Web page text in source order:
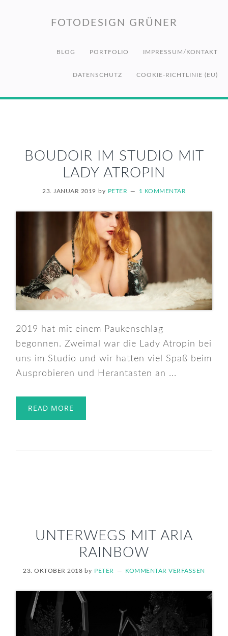
HauptnavigationFOTODESIGN GRÜNER
BLOG PORTFOLIO IMPRESSUM/KONTAKT
DATENSCHUTZ COOKIE-RICHTLINIE (EU)
BOUDOIR IM STUDIO MIT
LADY ATROPIN
23. JANUAR 2019 by PETER 1 KOMMENTAR
2019 hat mit einem Paukenschlag
begonnen. Zweimal war die Lady Atropin bei
uns im Studio und wir hatten viel Spaß beim
Ausprobieren und Herantasten an ...
READ MORE
UNTERWEGS MIT ARIA
RAINBOW
23. OKTOBER 2018 by PETER KOMMENTAR VERFASSEN